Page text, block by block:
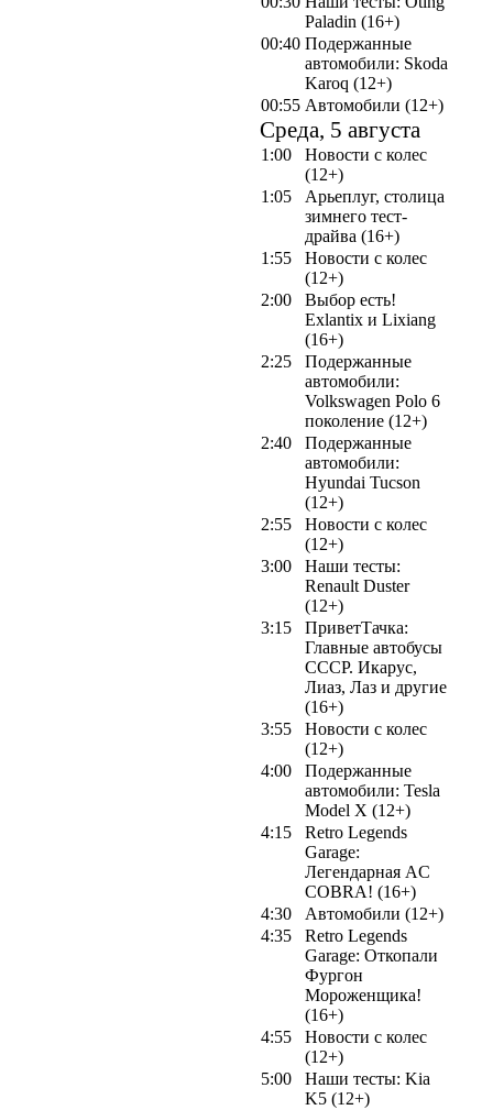
Paladin (16+)
00:40 Подержанные
автомобили: Skoda
Karoq (12+)
00:55 Автомобили (12+)
Среда, 5 августа
1:00
Новости с колес
(12+)
1:05
Арьеплуг, столица
зимнего тест-
драйва (16+)
1:55
Новости с колес
(12+)
2:00
Выбор есть!
Exlantix и Lixiang
(16+)
2:25
Подержанные
автомобили:
Volkswagen Polo 6
поколение (12+)
2:40
Подержанные
автомобили:
Hyundai Tucson
(12+)
2:55
Новости с колес
(12+)
3:00
Наши тесты:
Renault Duster
(12+)
3:15
ПриветТачка:
Главные автобусы
СССР. Икарус,
Лиаз, Лаз и другие
(16+)
3:55
Новости с колес
(12+)
4:00
Подержанные
автомобили: Tesla
Model X (12+)
4:15
Retro Legends
Garage:
Легендарная AC
COBRA! (16+)
4:30
Автомобили (12+)
4:35
Retro Legends
Garage: Откопали
Фургон
Мороженщика!
(16+)
4:55
Новости с колес
(12+)
5:00
Наши тесты: Kia
K5 (12+)